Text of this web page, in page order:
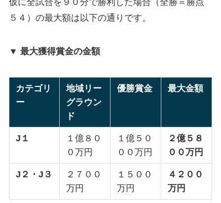
仮に全試合を９０分で勝利した場合（全勝＝勝点
５４）の最大額は以下の通りです。
▼ 最大獲得賞金の金額
カテゴリ
ー
地域リー
グラウン
ド
優勝賞金 最大金額
J１
１億８０
０万円
１億５０
００万円
２億５８
００万円
J２・J３
２７００
万円
１５００
万円
４２００
万円